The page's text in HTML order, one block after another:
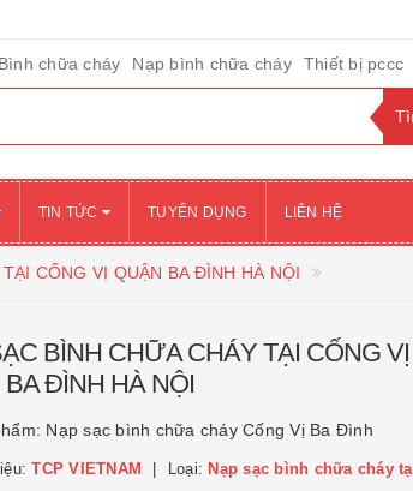
Bình chữa cháy Nạp bình chữa cháy Thiết bị pccc
TIN TỨC TUYỂN DỤNG LIÊN HỆ
CỐNG VỊ QUẬN BA ĐÌNH HÀ NỘI
BÌNH CHỮA CHÁY TẠI CỐNG VỊ
BA ĐÌNH HÀ NỘI
Nạp sạc bình chữa cháy Cống Vị Ba Đình
TCP VIETNAM Loại: Nạp sạc bình chữa cháy